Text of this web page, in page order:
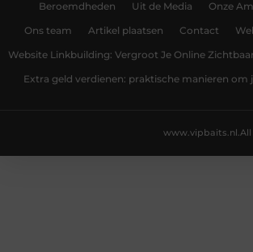
Beroemdheden Uit de Media Onze
Ons team Artikel plaatsen Contact
Website Linkbuilding: Vergroot Je Online
Extra geld verdienen: praktische manieren
All
www.vipbaits.nl.